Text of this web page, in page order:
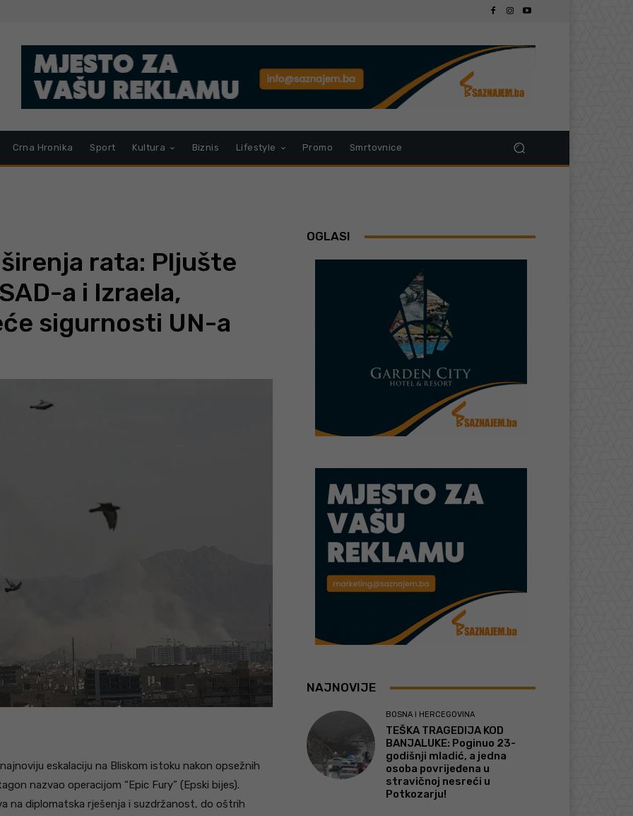
Crna Hronika Sport Kultura Biznis Lifestyle Promo Smrtovnice
rata: Pljušte
a i Izraela,
sigurnosti UN-a
eskalaciju na Bliskom istoku nakon opsežnih
nazvao operacijom “Epic Fury” (Epski bijes).
na diplomatska rješenja i suzdržanost, do oštrih
OGLASI
NAJNOVIJE
BOSNA I HERCEGOVINA
TEŠKA TRAGEDIJA KOD
BANJALUKE: Poginuo 23-
godišnji mladić, a jedna
osoba povrijeđena u
stravičnoj nesreći u
Potkozarju!